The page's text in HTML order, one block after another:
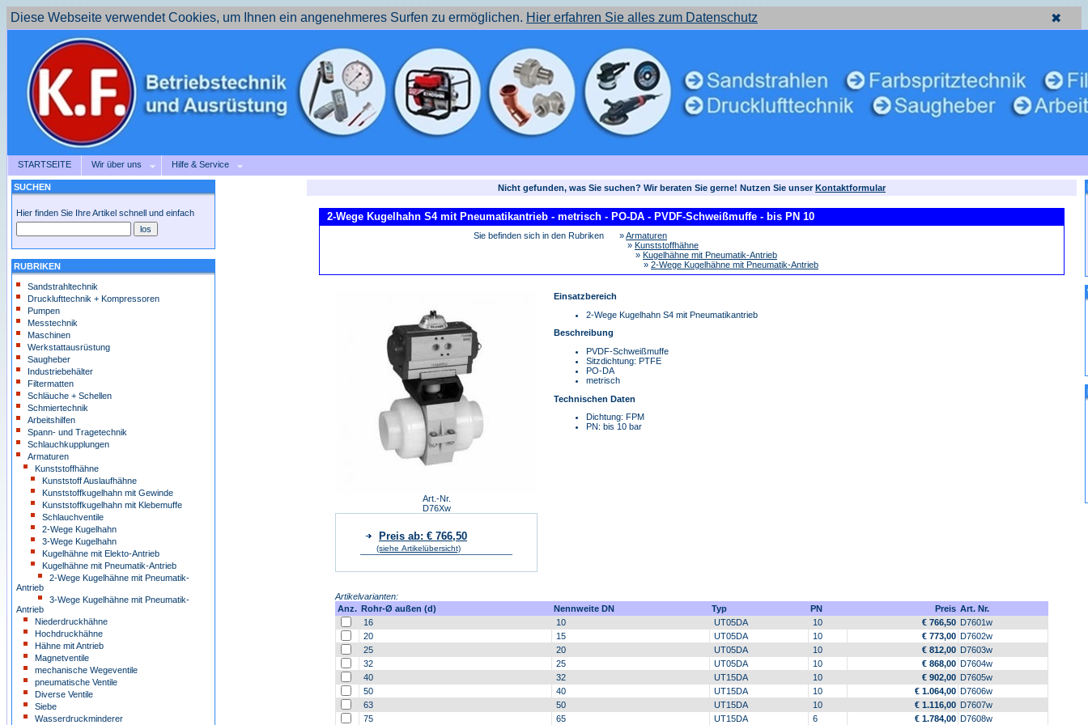
Diese Webseite verwendet Cookies, um Ihnen ein angenehmeres Surfen zu ermöglichen. Hier erfahren Sie alles zum Datenschutz ✖
STARTSEITE Wir über uns Hilfe & Service
SUCHEN
Hier finden Sie Ihre Artikel schnell und einfach
RUBRIKEN
Sandstrahltechnik
Drucklufttechnik + Kompressoren
Pumpen
Messtechnik
Maschinen
Werkstattausrüstung
Saugheber
Industriebehälter
Filtermatten
Schläuche + Schellen
Schmiertechnik
Arbeitshilfen
Spann- und Tragetechnik
Schlauchkupplungen
Armaturen
Kunststoffhähne
Kunststoff Auslaufhähne
Kunststoffkugelhahn mit Gewinde
Kunststoffkugelhahn mit Klebemuffe
Schlauchventile
2-Wege Kugelhahn
3-Wege Kugelhahn
Kugelhähne mit Elekto-Antrieb
Kugelhähne mit Pneumatik-Antrieb
2-Wege Kugelhähne mit Pneumatik-
Antrieb
3-Wege Kugelhähne mit Pneumatik-
Antrieb
Niederdruckhähne
Hochdruckhähne
Hähne mit Antrieb
Magnetventile
mechanische Wegeventile
pneumatische Ventile
Diverse Ventile
Siebe
Wasserdruckminderer
Nicht gefunden, was Sie suchen? Wir beraten Sie gerne! Nutzen Sie unserKontaktformular
2-Wege Kugelhahn S4 mit Pneumatikantrieb - metrisch - PO-DA - PVDF-Schweißmuffe - bis PN 10
Sie befinden sich in den Rubriken »Armaturen
» Kunststoffhähne
» Kugelhähne mit Pneumatik-Antrieb
» 2-Wege Kugelhähne mit Pneumatik-Antrieb
Art.-Nr.
D76Xw
Preis ab: € 766,50
(siehe Artikelübersicht)
Einsatzbereich
2-Wege Kugelhahn S4 mit Pneumatikantrieb
Beschreibung
PVDF-Schweißmuffe
Sitzdichtung: PTFE
PO-DA
metrisch
Technischen Daten
Dichtung: FPM
PN: bis 10 bar
Artikelvarianten:
Anz. Rohr-Ø außen (d) Nennweite DN Typ PN Preis Art. Nr.
16
10 UT05DA 10 € 766,50 D7601w
20
15 UT05DA 10 € 773,00 D7602w
25
20 UT05DA 10 € 812,00 D7603w
32
25 UT05DA 10 € 868,00 D7604w
40
32 UT15DA 10 € 902,00 D7605w
50
40 UT15DA 10 € 1.064,00 D7606w
63
50 UT15DA 10 € 1.116,00 D7607w
75
65 UT15DA 6 € 1.784,00 D7608w